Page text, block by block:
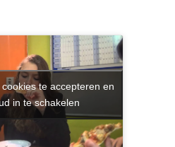
te accepteren en
in te schakelen